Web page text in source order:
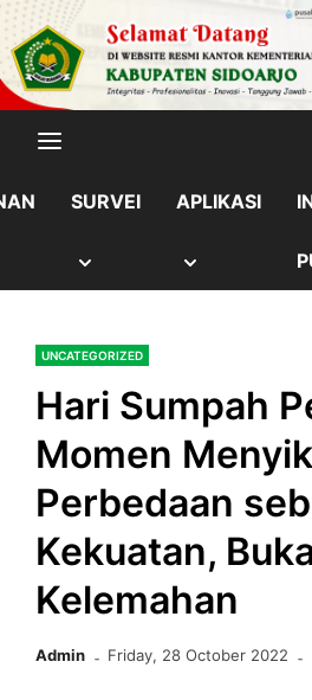
content
Skip
to
content
SURVEI APLIKASI
UNCATEGORIZED
Hari Sumpah
Momen
Perbedaan
Kekuatan,
Kelemahan
Admin Friday, 28 October 2022